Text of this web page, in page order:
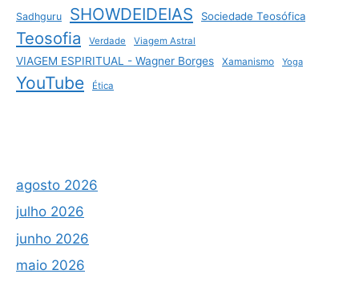
Sadhguru SHOWDEIDEIAS Sociedade Teosófica
Teosofia Verdade Viagem Astral
VIAGEM ESPIRITUAL - Wagner Borges Xamanismo Yoga
YouTube Ética
agosto 2026
julho 2026
junho 2026
maio 2026